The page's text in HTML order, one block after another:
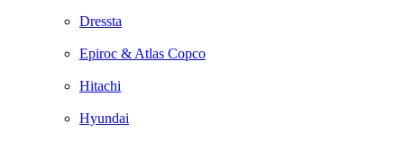
Dressta
Epiroc & Atlas Copco
Hitachi
Hyundai